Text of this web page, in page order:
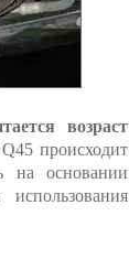
возраст
происходит
на основании